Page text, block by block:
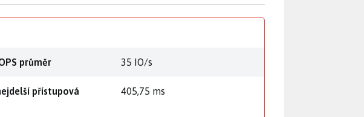
průměr 35 IO/s
přístupová
405,75 ms